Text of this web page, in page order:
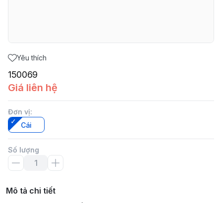
Yêu thích
150069
Giá liên hệ
Đơn vị:
Cái
Số lượng
Mô tả chi tiết